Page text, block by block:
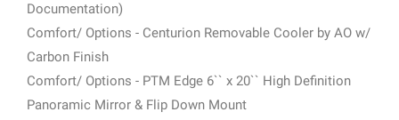
Documentation)
Comfort/ Options - Centurion Removable Cooler by AO w/
Carbon Finish
Comfort/ Options - PTM Edge 6`` x 20`` High Definition
Panoramic Mirror & Flip Down Mount